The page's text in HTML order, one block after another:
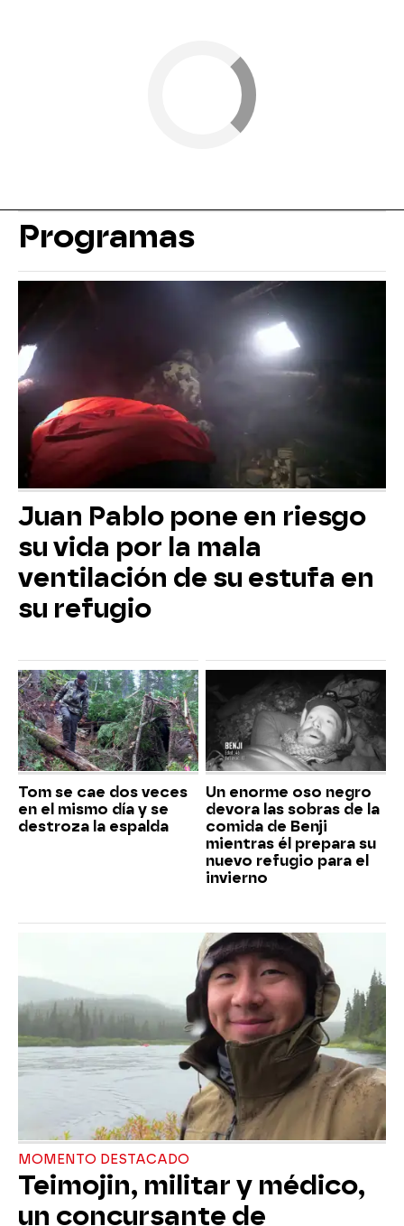
Programas
Juan Pablo pone en riesgo
su vida por la mala
ventilación de su estufa en
su refugio
Tom se cae dos veces
en el mismo día y se
destroza la espalda
Un enorme oso negro
devora las sobras de la
comida de Benji
mientras él prepara su
nuevo refugio para el
invierno
MOMENTO DESTACADO
Teimojin, militar y médico,
un concursante de